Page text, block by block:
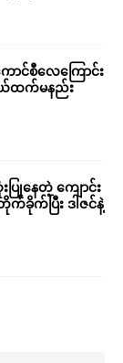
င်စီလေကြောင်း
ထက်မနည်း
ပြုနေတဲ့ ကျောင်း
ခိုက်ပြီး ဒါဇင်နဲ့